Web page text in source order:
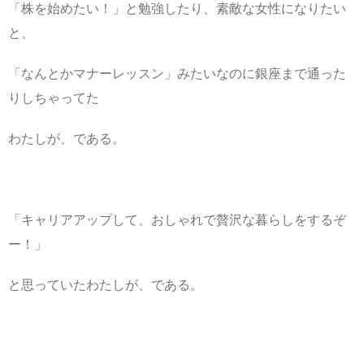
「株を始めたい！」と勉強したり、素敵な女性になりたい
と、
「なんとかマナーレッスン」みたいなのに銀座まで通った
りしちゃってた
わたしが、である。
「キャリアアップして、おしゃれで贅沢な暮らしをするぞ
ー！」
と思っていたわたしが、である。